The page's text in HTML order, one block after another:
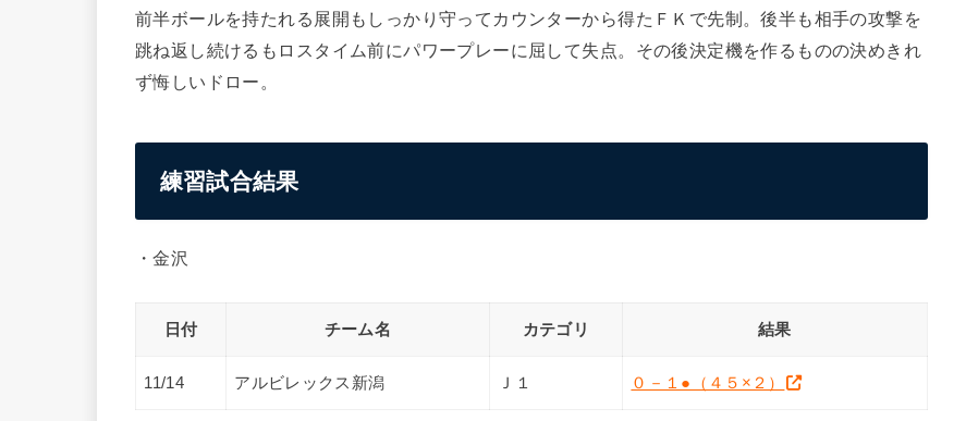
前半ボールを持たれる展開もしっかり守ってカウンターから得たＦＫで先制。後半も相手の攻撃を
跳ね返し続けるもロスタイム前にパワープレーに屈して失点。その後決定機を作るものの決めきれ
ず悔しいドロー。
練習試合結果
・金沢
日付 チーム名 カテゴリ 結果
11/14 アルビレックス新潟 Ｊ１ ０－１●（４５×２）